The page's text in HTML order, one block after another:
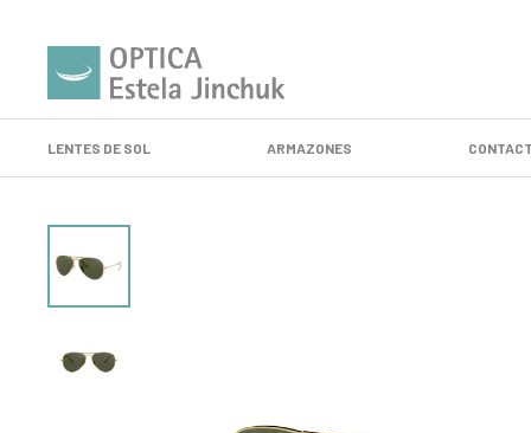
LENTES DE SOL ARMAZONES